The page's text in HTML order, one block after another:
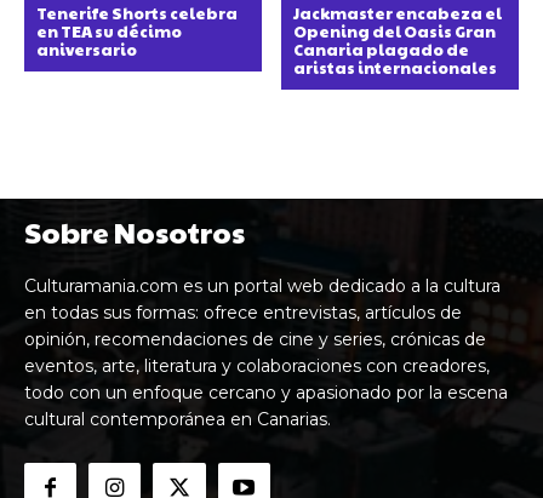
Tenerife Shorts celebra
en TEA su décimo
aniversario
Jackmaster encabeza el
Opening del Oasis Gran
Canaria plagado de
aristas internacionales
Sobre Nosotros
Culturamania.com es un portal web dedicado a la cultura
en todas sus formas: ofrece entrevistas, artículos de
opinión, recomendaciones de cine y series, crónicas de
eventos, arte, literatura y colaboraciones con creadores,
todo con un enfoque cercano y apasionado por la escena
cultural contemporánea en Canarias.